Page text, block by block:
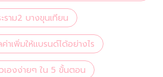
าม2 บางขุนเทียน
าเพิ่มให้แบรนด์ได้อย่างไร
องง่ายๆ ใน 5 ขั้นตอน